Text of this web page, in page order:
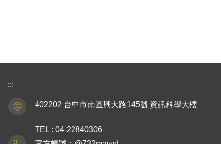
:::
402202 台中市南區興大路145號 資訊科學大樓
TEL : 04-22840306